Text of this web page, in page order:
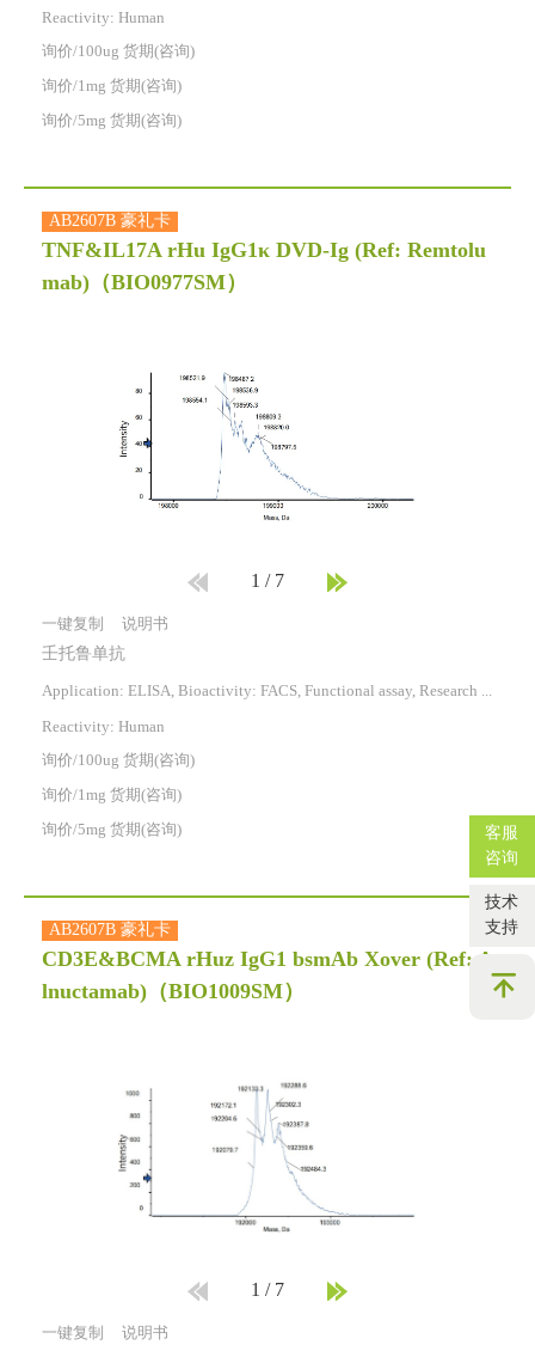
Reactivity: Human
询价/100ug 货期(咨询)
询价/1mg 货期(咨询)
询价/5mg 货期(咨询)
AB2607B 豪礼卡
TNF&IL17A rHu IgG1κ DVD-Ig (Ref: Remtolu
mab) （BIO0977SM）
1 / 7
一键复制 说明书
壬托鲁单抗
Application: ELISA, Bioactivity: FACS, Functional assay, Research in vivo
Reactivity: Human
询价/100ug 货期(咨询)
询价/1mg 货期(咨询)
询价/5mg 货期(咨询)
AB2607B 豪礼卡
CD3E&BCMA rHuz IgG1 bsmAb Xover (Ref: A
lnuctamab) （BIO1009SM）
1 / 7
一键复制
说明书
客服
咨询
技术
支持